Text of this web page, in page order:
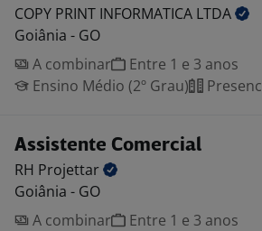
COPY PRINT INFORMATICA LTDA
Goiânia - GO
A combinar
Entre 1 e 3 anos
Ensino Médio (2º Grau)
Assistente Comercial
RH Projettar
Goiânia - GO
A combinar
Entre 1 e 3 anos